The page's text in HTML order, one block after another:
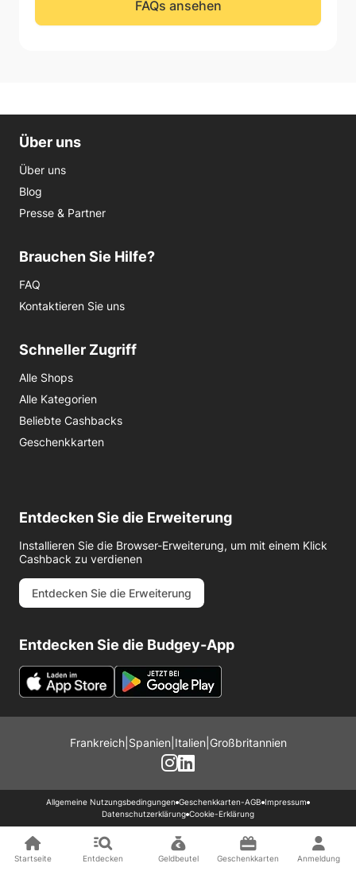
FAQs ansehen
Über uns
Über uns
Blog
Presse & Partner
Brauchen Sie Hilfe?
FAQ
Kontaktieren Sie uns
Schneller Zugriff
Alle Shops
Alle Kategorien
Beliebte Cashbacks
Geschenkkarten
Entdecken Sie die Erweiterung
Installieren Sie die Browser-Erweiterung, um mit einem Klick
Cashback zu verdienen
Entdecken Sie die Erweiterung
Entdecken Sie die Budgey-App
Frankreich| Spanien Italien Großbritannien
Allgemeine Nutzungsbedingungen Geschenkkarten-AGB Impressum
Datenschutzerklärung Cookie-Erklärung
Startseite Entdecken Geldbeutel Geschenkkarten Anmeldung